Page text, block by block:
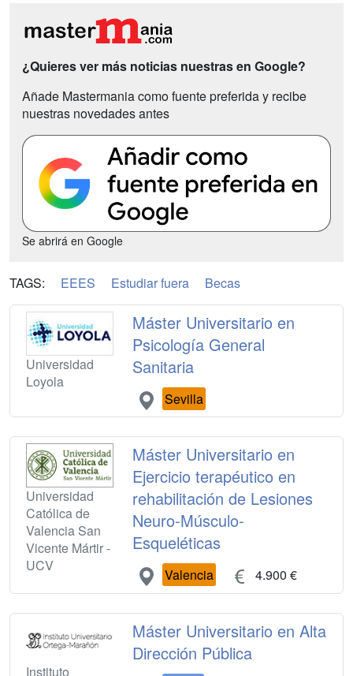
¿Quieres ver más noticias nuestras en Google?
Añade Mastermania como fuente preferida y recibe
nuestras novedades antes
Se abrirá en Google
TAGS: EEES Estudiar fuera Becas
Universidad
Loyola
Máster Universitario en
Psicología General
Sanitaria
Sevilla
Universidad
Católica de
Valencia San
Vicente Mártir -
UCV
Máster Universitario en
Ejercicio terapéutico en
rehabilitación de Lesiones
Neuro-Músculo-
Esqueléticas
Valencia 4.900 €
Instituto
Máster Universitario en Alta
Dirección Pública